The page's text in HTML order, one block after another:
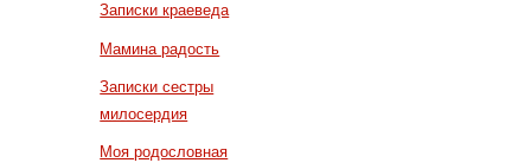
Записки краеведа
Мамина радость
Записки сестры
милосердия
Моя родословная